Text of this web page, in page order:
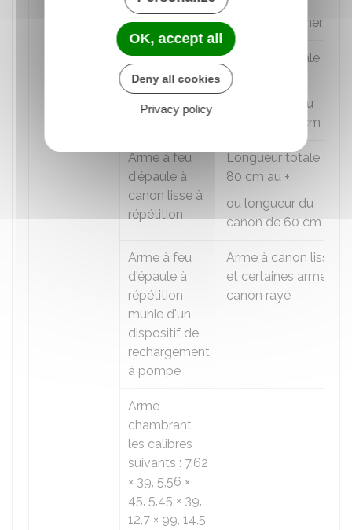
sans
réapprovisionnement
Arme à feu
d'épaule
Longueur totale de
80 cm au +
ou longueur du
canon de 45 cm au +
Arme à feu
d'épaule à
canon lisse à
répétition
Longueur totale de
80 cm au +
ou longueur du
canon de 60 cm au +
Arme à feu
d'épaule à
répétition
munie d'un
dispositif de
rechargement
à pompe
Arme à canon lisse
et certaines armes à
canon rayé
Arme
chambrant
les calibres
suivants : 7,62
× 39, 5,56 ×
45, 5,45 × 39,
12,7 × 99, 14,5
OK, accept all
Deny all cookies
Privacy policy